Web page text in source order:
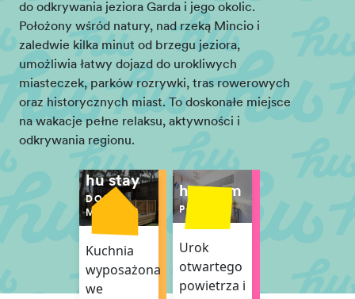
do odkrywania jeziora Garda i jego okolic.
Położony wśród natury, nad rzeką Mincio i
zaledwie kilka minut od brzegu jeziora,
umożliwia łatwy dojazd do urokliwych
miasteczek, parków rozrywki, tras rowerowych
oraz historycznych miast. To doskonałe miejsce
na wakacje pełne relaksu, aktywności i
odkrywania regionu.
hu stay
DOMKI
MOBILNE
Kuchnia
wyposażona
we
hu room
POKÓJ
Urok
otwartego
powietrza i